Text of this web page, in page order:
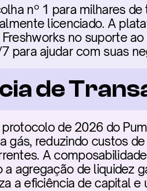
nº 1 para milhares
licenciado. A
no suporte
para ajudar com suas
de
de 2026 do
gás, reduzindo custos
A
a agregação de liquidez
a eficiência de capital